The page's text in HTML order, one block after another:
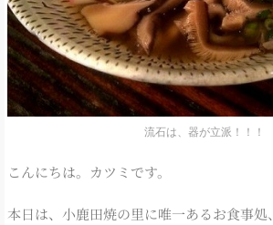
流石は、器が立派！！！
こんにちは。カツミです。
本日は、小鹿田焼の里に唯一あるお食事処、